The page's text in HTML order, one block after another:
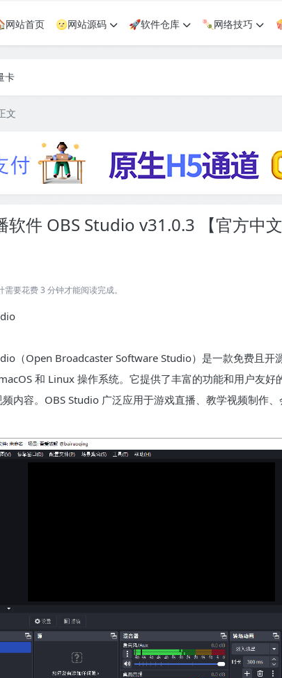
网站首页 🌝网站源码 🚀软件仓库 🍡网络技巧
卡
卡
文
软件 OBS Studio v31.0.3 【官方中文
要花费 3 分钟才能阅读完成。
（Open Broadcaster Software Studio）是一款免费且开
和 Linux 操作系统。它提供了丰富的功能和用户友好
内容。OBS Studio 广泛应用于游戏直播、教学视频制作